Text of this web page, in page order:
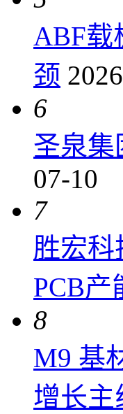
ABF载
颈
6
圣泉集
07-10
7
胜宏科
PCB产
8
M9 基
增长主